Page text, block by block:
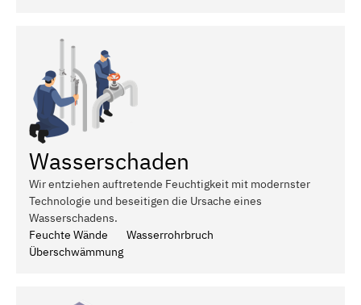
Wasserschaden
Wir entziehen auftretende Feuchtigkeit mit modernster
Technologie und beseitigen die Ursache eines
Wasserschadens.
Feuchte Wände
Wasserrohrbruch
Überschwämmung